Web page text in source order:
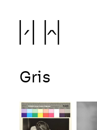
Hervé
Gris